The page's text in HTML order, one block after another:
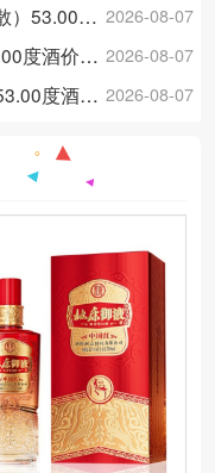
2026-08-07
瓶，上涨 3元
2026-08-07
瓶，下跌 5元
2026-08-07
瓶，下跌 20元